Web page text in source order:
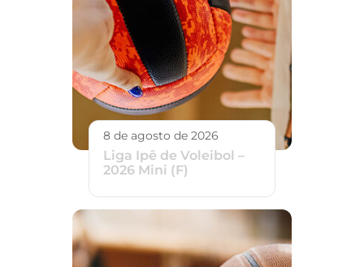
8 de agosto de 2026
Liga Ipê de Voleibol –
2026 Mini (F)